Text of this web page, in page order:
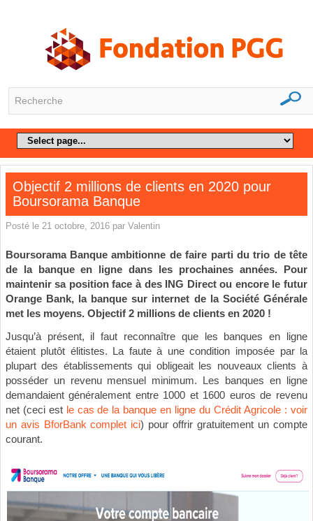
Objectif 2 millions de clients en 2020 pour
Boursorama Banque
Posté le 21 octobre, 2016 par Valentin
Boursorama Banque ambitionne de faire parti du trio de tête
de la banque en ligne dans les prochaines années. Pour
maintenir sa position face à des ING Direct ou encore le futur
Orange Bank, la banque sur internet de la Société Générale
met les moyens. Objectif 2 millions de clients en 2020 !
Jusqu’à présent, il faut reconnaître que les banques en ligne
étaient plutôt élitistes. La faute à une condition imposée par la
plupart des établissements qui obligeait les nouveaux clients à
posséder un revenu mensuel minimum. Les banques en ligne
demandaient généralement entre 1000 et 1600 euros de revenu
net (ceci est le cas de la banque en ligne du Crédit Agricole : voir
un avis BforBank complet ici) pour offrir gratuitement un compte
courant.